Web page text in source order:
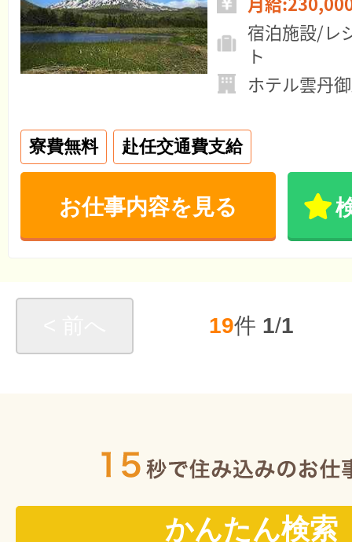
宿泊施設/レ
ト
ホテル雲丹
寮費無料 赴任交通費支給
お仕事内容を見る
19件 1/1
かんたん検索